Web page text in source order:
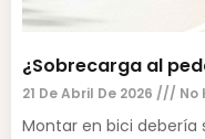
¿Sobrecarga al
21 De Abril De 2026 No
Montar en bici debería